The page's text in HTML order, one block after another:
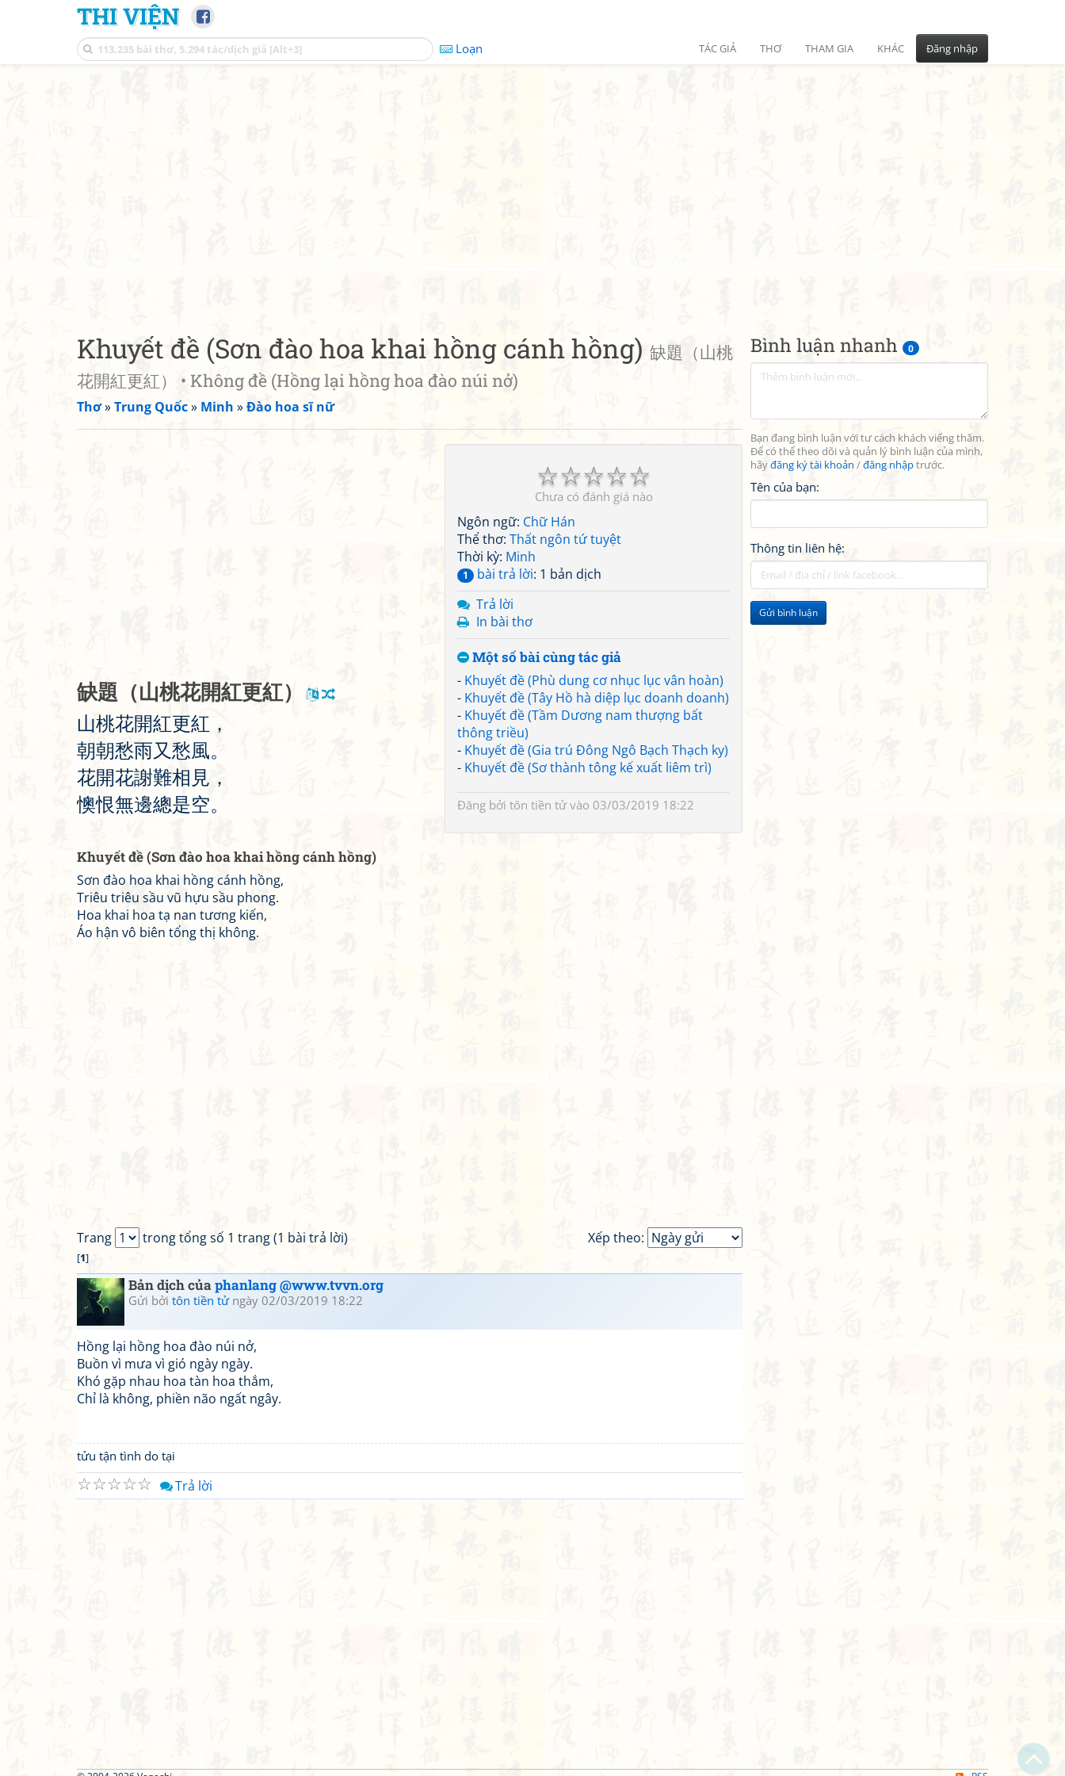
THI VIỆN
Loạn TÁC GIẢ THƠ THAM GIA KHÁC Đăng nhập
Bình luận nhanh 0
Bạn đang bình luận với tư cách khách viếng thăm.
Để có thể theo dõi và quản lý bình luận của mình,
hãyđăng ký tài khoản /đăng nhậptrước.
Tên của bạn:
Thông tin liên hệ:
Gửi bình luận
Khuyết đề (Sơn đào hoa khai hồng cánh hồng) 缺題（山桃
花開紅更紅） • Không đề (Hồng lại hồng hoa đào núi nở)
Thơ»Trung Quốc» Minh »Đào hoa sĩ nữ
☆
☆
☆
☆
☆
Chưa có đánh giá nào
Ngôn ngữ: Chữ Hán
Thể thơ: Thất ngôn tứ tuyệt
Thời kỳ: Minh
1 bài trả lời: 1 bản dịch
Trả lời
In bài thơ
Một số bài cùng tác giả
- Khuyết đề (Phù dung cơ nhục lục vân hoàn)
- Khuyết đề (Tây Hồ hà diệp lục doanh doanh)
- Khuyết đề (Tầm Dương nam thượng bất
thông triều)
- Khuyết đề (Gia trú Đông Ngô Bạch Thạch ky)
- Khuyết đề (Sơ thành tông kế xuất liêm trì)
Đăng bởi tôn tiền tửvào 03/03/2019 18:22
缺題 （山桃花開紅更紅）
山桃花開紅更紅 ，
朝朝愁雨又愁風。
花開花謝難相 見 ，
懊恨無邊總是空。
Khuyết đề (Sơn đào hoa khai hồng cánh hồng)
Sơn đào hoa khai hồng cánh hồng,
Triêu triêu sầu vũ hựu sầu phong.
Hoa khai hoa tạ nan tương kiến,
Áo hận vô biên tổng thị không.
Xếp theo:
Trang trong tổng số 1 trang (1 bài trả lời)
[1]
Bản dịch củaphanlang @www.tvvn.org
Gửi bởi tôn tiền tửngày 02/03/2019 18:22
Hồng lại hồng hoa đào núi nở,
Buồn vì mưa vì gió ngày ngày.
Khó gặp nhau hoa tàn hoa thắm,
Chỉ là không, phiền não ngất ngây.
tửu tận tình do tại
☆
☆
☆
☆
☆ Trả lời